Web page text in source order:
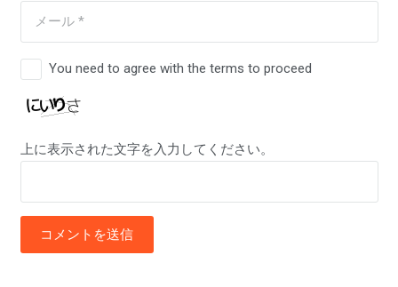
You need to agree with the terms to proceed
上に表示された文字を入力してください。
コメントを送信